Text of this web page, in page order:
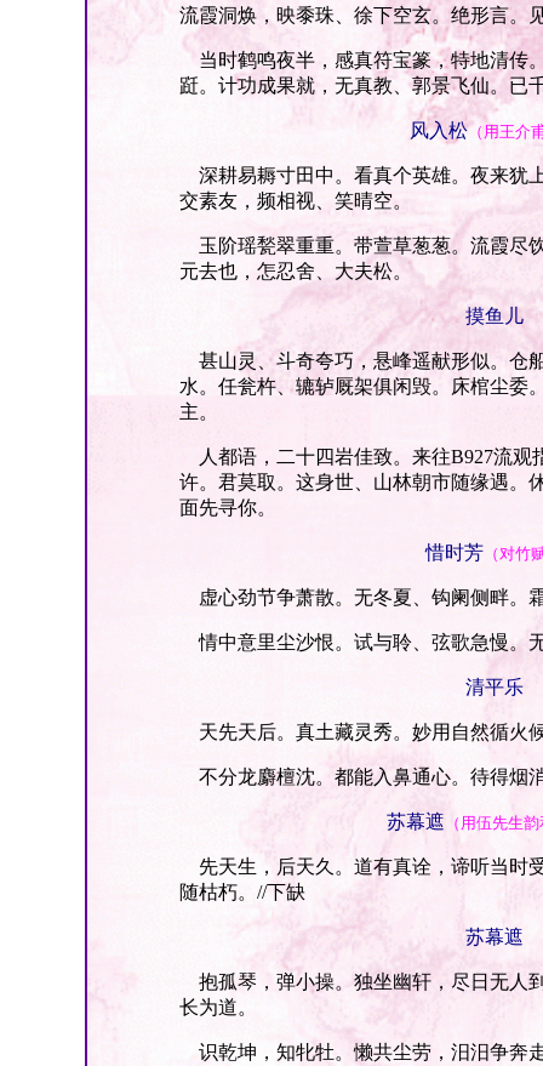
流霞洞焕，映黍珠、徐下空玄。绝形言。
当时鹤鸣夜半，感真符宝篆，特地清传
跹。计功成果就，无真教、郭景飞仙。已
风入松（用王介
深耕易耨寸田中。看真个英雄。夜来犹
交素友，频相视、笑晴空。
玉阶瑶甃翠重重。带萱草葱葱。流霞尽
元去也，怎忍舍、大夫松。
摸鱼儿
甚山灵、斗奇夸巧，悬峰遥献形似。仓
水。任瓮杵、辘轳厩架俱闲毁。床棺尘委
主。
人都语，二十四岩佳致。来往B927流观
许。君莫取。这身世、山林朝市随缘遇。
面先寻你。
惜时芳 （对竹
虚心劲节争萧散。无冬夏、钩阑侧畔。
情中意里尘沙恨。试与聆、弦歌急慢。
清平乐
天先天后。真土藏灵秀。妙用自然循火
不分龙麝檀沈。都能入鼻通心。待得烟
苏幕遮 （用伍先生
先天生，后天久。道有真诠，谛听当时
随枯朽。//下缺
苏幕遮
抱孤琴，弹小操。独坐幽轩，尽日无人
长为道。
识乾坤，知牝牡。懒共尘劳，汨汨争奔